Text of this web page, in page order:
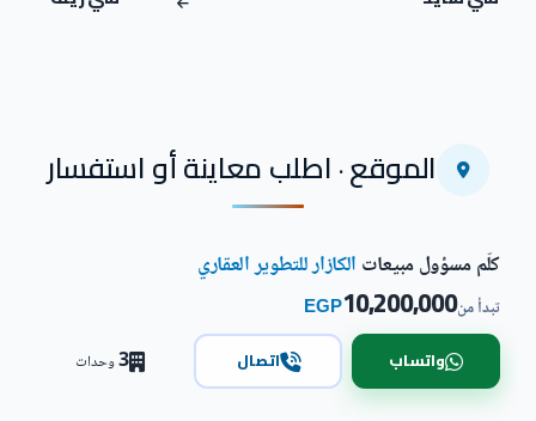
الموقع · اطلب معاينة أو استفسار
كلّم مسؤول مبيعات الكازار للتطوير العقاري
تبدأ من10,200,000
EGP
واتساب اتصال 3وحدات